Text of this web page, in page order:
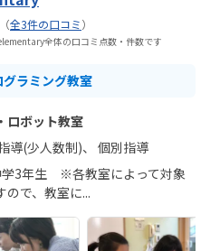
（全3件の口コミ）
全体の口コミ点数・件数です
ラミング教室
ロボット教室
導(少人数制)
個別指導
学3年生 ※各教室によって対象
ので、教室に...